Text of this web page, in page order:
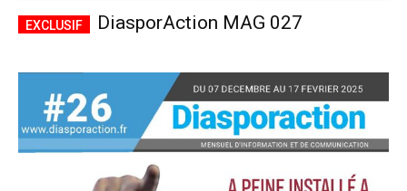
DiasporAction MAG 027